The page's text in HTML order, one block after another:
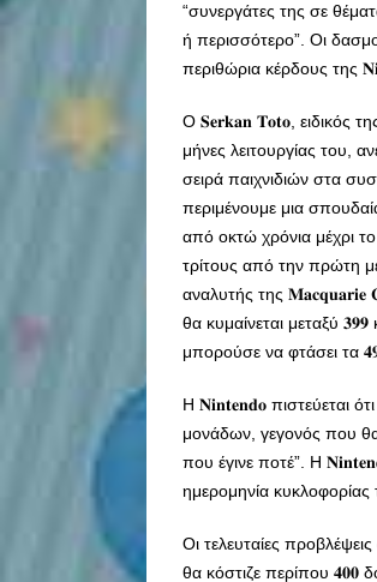
“συνεργάτες της σε
ή περισσότερο”. Οι
περιθώρια κέρδους της
Ο 𝐒𝐞𝐫𝐤𝐚𝐧 𝐓𝐨𝐭𝐨, ειδικός
μήνες λειτουργίας του,
σειρά παιχνιδιών στα
περιμένουμε μια
από οκτώ χρόνια μέχρι
τρίτους από την πρώτη
αναλυτής της 𝐌𝐚𝐜𝐪𝐮𝐚𝐫𝐢𝐞
θα κυμαίνεται μεταξύ
μπορούσε να φτάσει τα
Η 𝐍𝐢𝐧𝐭𝐞𝐧𝐝𝐨 πιστεύεται
μονάδων, γεγονός που
που έγινε ποτέ”. Η
ημερομηνία κυκλοφορίας
Οι τελευταίες
θα κόστιζε περίπου 𝟒𝟎𝟎